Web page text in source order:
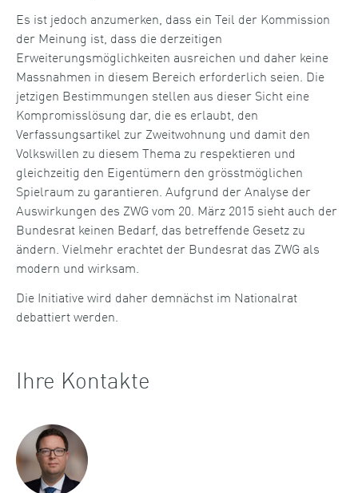
Ihre Kontakte
Es ist jedoch anzumerken, dass ein Teil der Kommission
der Meinung ist, dass die derzeitigen
Erweiterungsmöglichkeiten ausreichen und daher keine
Massnahmen in diesem Bereich erforderlich seien. Die
jetzigen Bestimmungen stellen aus dieser Sicht eine
Kompromisslösung dar, die es erlaubt, den
Verfassungsartikel zur Zweitwohnung und damit den
Volkswillen zu diesem Thema zu respektieren und
gleichzeitig den Eigentümern den grösstmöglichen
Spielraum zu garantieren. Aufgrund der Analyse der
Auswirkungen des ZWG vom 20. März 2015 sieht auch der
Bundesrat keinen Bedarf, das betreffende Gesetz zu
ändern. Vielmehr erachtet der Bundesrat das ZWG als
modern und wirksam.
Die Initiative wird daher demnächst im Nationalrat
debattiert werden.